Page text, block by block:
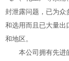
封泄露问题，已为众
和选用而且已大量出
和地区。
本公司拥有先进的